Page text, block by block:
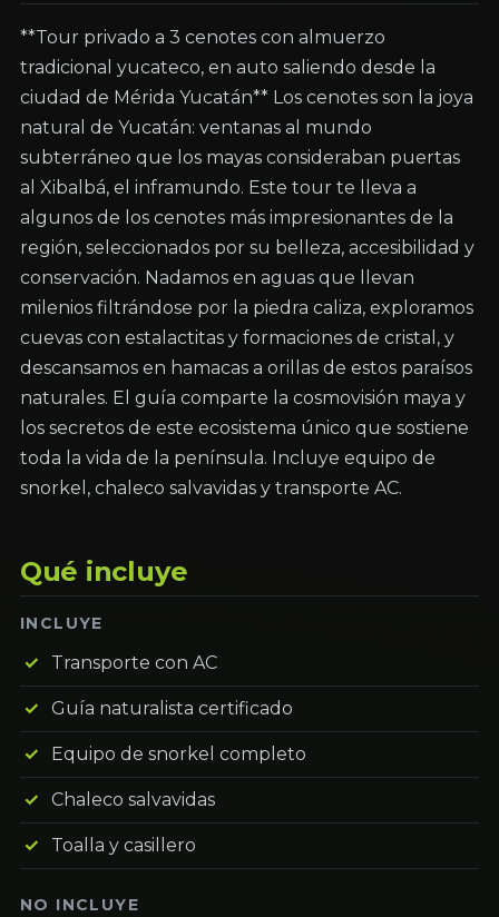
**Tour privado a 3 cenotes con almuerzo
tradicional yucateco, en auto saliendo desde la
ciudad de Mérida Yucatán** Los cenotes son la joya
natural de Yucatán: ventanas al mundo
subterráneo que los mayas consideraban puertas
al Xibalbá, el inframundo. Este tour te lleva a
algunos de los cenotes más impresionantes de la
región, seleccionados por su belleza, accesibilidad y
conservación. Nadamos en aguas que llevan
milenios filtrándose por la piedra caliza, exploramos
cuevas con estalactitas y formaciones de cristal, y
descansamos en hamacas a orillas de estos paraísos
naturales. El guía comparte la cosmovisión maya y
los secretos de este ecosistema único que sostiene
toda la vida de la península. Incluye equipo de
snorkel, chaleco salvavidas y transporte AC.
Qué incluye
INCLUYE
Transporte con AC
Guía naturalista certificado
Equipo de snorkel completo
Chaleco salvavidas
Toalla y casillero
NO INCLUYE